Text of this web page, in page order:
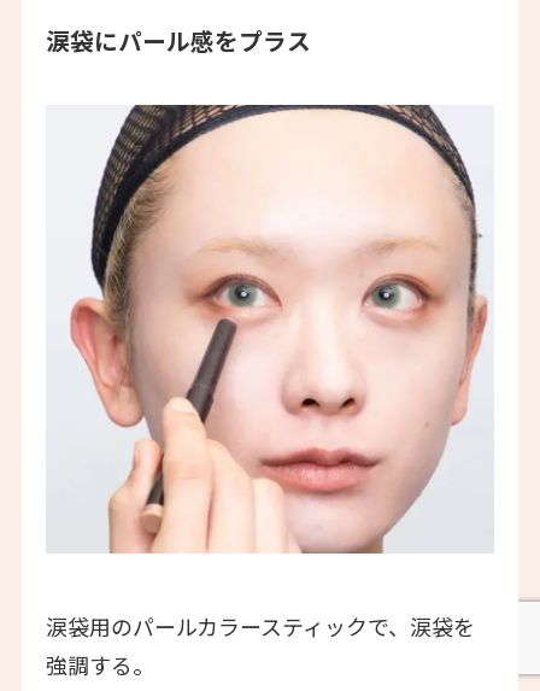
涙袋にパール感をプラス
涙袋用のパールカラースティックで、涙袋を
強調する。